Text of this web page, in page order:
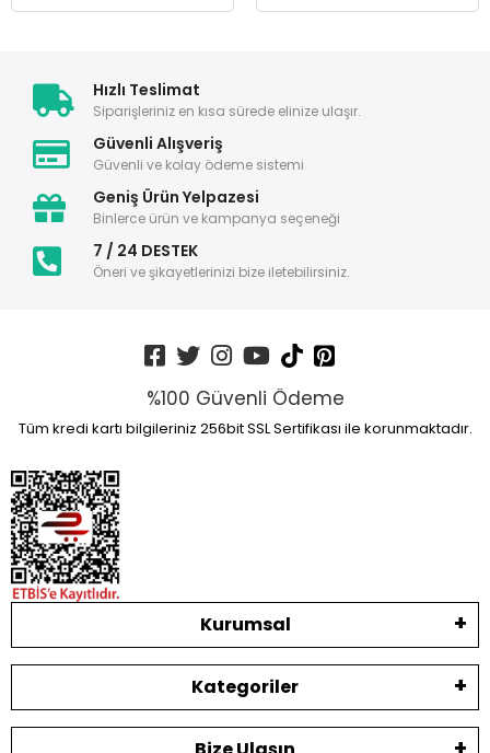
Hızlı Teslimat
Siparişleriniz en kısa sürede elinize ulaşır.
Güvenli Alışveriş
Güvenli ve kolay ödeme sistemi
Geniş Ürün Yelpazesi
Binlerce ürün ve kampanya seçeneği
7 / 24 DESTEK
Öneri ve şikayetlerinizi bize iletebilirsiniz.
%100 Güvenli Ödeme
Tüm kredi kartı bilgileriniz 256bit SSL Sertifikası ile korunmaktadır.
Kurumsal
Kategoriler